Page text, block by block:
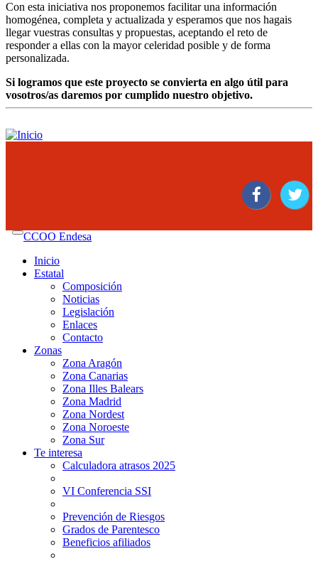
Con esta iniciativa nos proponemos facilitar una información
homogénea, completa y actualizada y esperamos que nos hagais
llegar vuestras consultas y propuestas, aceptando el reto de
responder a ellas con la mayor celeridad posible y de forma
personalizada.
Si logramos que este proyecto se convierta en algo útil para
vosotros/as daremos por cumplido nuestro objetivo.
CCOO Endesa
Inicio
Estatal
Composición
Noticias
Legislación
Enlaces
Contacto
Zonas
Zona Aragón
Zona Canarias
Zona Illes Balears
Zona Madrid
Zona Nordest
Zona Noroeste
Zona Sur
Te interesa
Calculadora atrasos 2025
VI Conferencia SSI
Prevención de Riesgos
Grados de Parentesco
Beneficios afiliados